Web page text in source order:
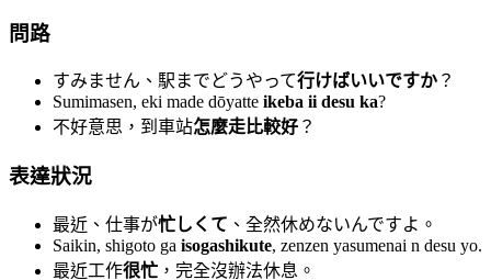
問路
すみません、駅までどうやって行けばいいですか ？
Sumimasen, eki made dōyatte ikeba ii desu ka?
不好意思，到車站怎麼走比較好 ？
表達狀況
最近、仕事が忙しくて 、全然休めないんですよ。
Saikin, shigoto ga isogashikute, zenzen yasumenai n desu yo.
最近工作很忙 ，完全沒辦法休息。